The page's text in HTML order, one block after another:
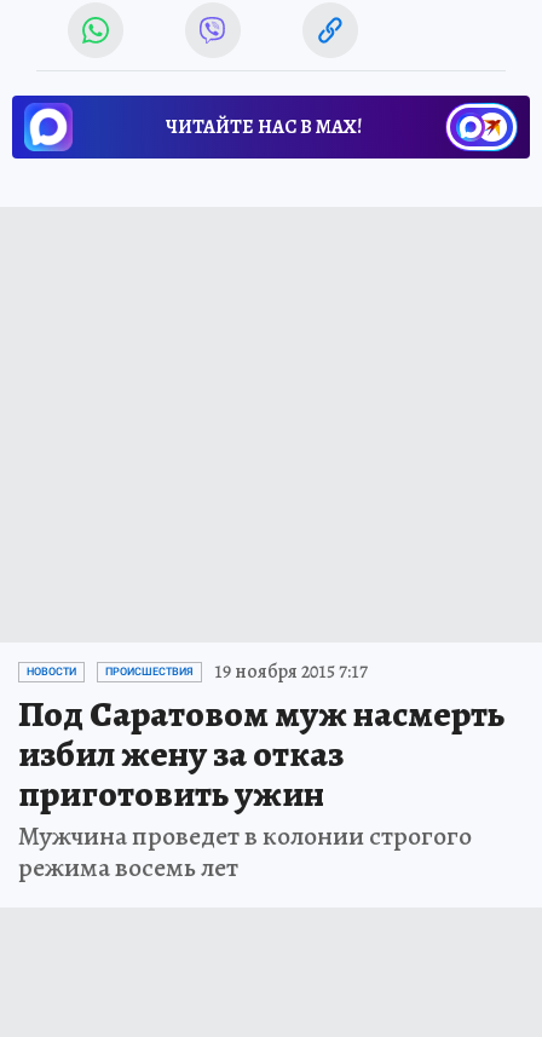
ЧИТАЙТЕ НАС В МАХ!
НОВОСТИ ПРОИСШЕСТВИЯ 19 ноября 2015 7:17
Под Саратовом муж насмерть
избил жену за отказ
приготовить ужин
Мужчина проведет в колонии строгого
режима восемь лет